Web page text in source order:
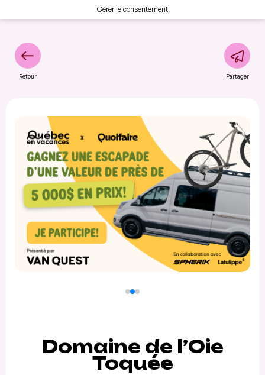
Gérer le consentement
Retour Partager
Domaine de l’Oie
Toquée